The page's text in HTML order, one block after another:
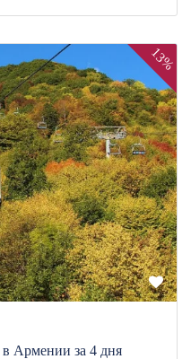
13%
Армении за 4 дня